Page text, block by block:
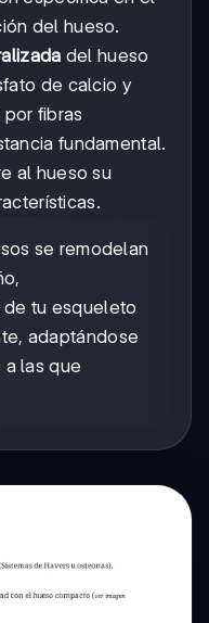
del hueso.
del hueso
de calcio y
fibras
fundamental.
al hueso su
se remodelan
de tu esqueleto
adaptándose
a las que